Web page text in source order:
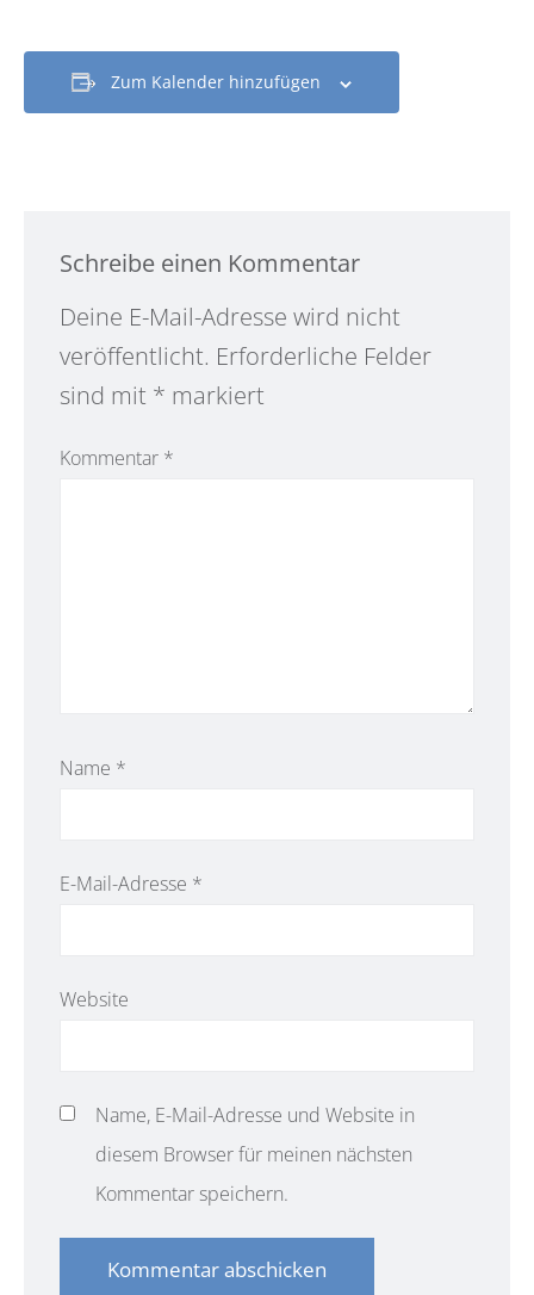
Zum Kalender hinzufügen
Schreibe einen Kommentar
Deine E-Mail-Adresse wird nicht
veröffentlicht. Erforderliche Felder
sind mit * markiert
Kommentar *
Name *
E-Mail-Adresse *
Website
Name, E-Mail-Adresse und Website in
diesem Browser für meinen nächsten
Kommentar speichern.
Alternative: